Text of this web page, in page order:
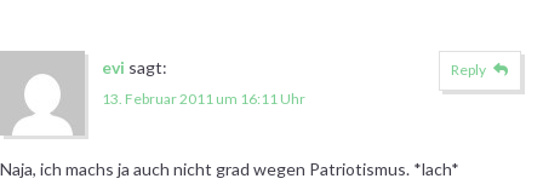
evi sagt:
13. Februar 2011 um 16:11 Uhr
Naja, ich machs ja auch nicht grad wegen Patriotismus. *lach*
Reply